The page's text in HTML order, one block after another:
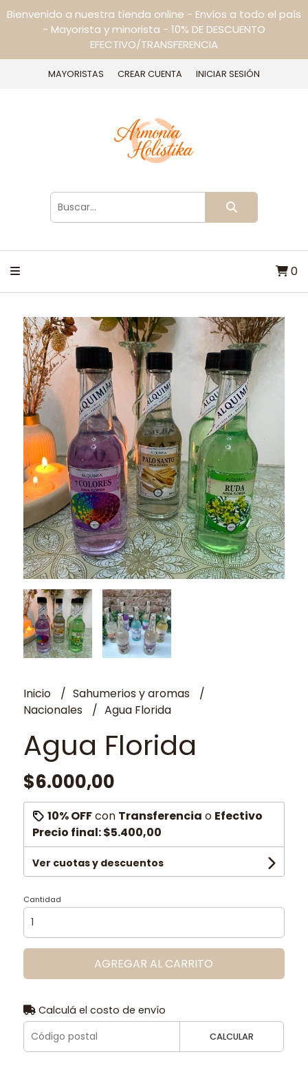
Bienvenido a nuestra tienda online - Envíos a todo el país
- Mayorista y minorista - 10% DE DESCUENTO
EFECTIVO/TRANSFERENCIA
MAYORISTAS CREAR CUENTA INICIAR SESIÓN
0
Inicio
Sahumerios y aromas
Nacionales
Agua Florida
Agua Florida
$6.000,00
10% OFFcon Transferencia o Efectivo
Precio final:$5.400,00
Ver cuotas y descuentos
Cantidad
AGREGAR AL CARRITO
Calculá el costo de envío
CALCULAR